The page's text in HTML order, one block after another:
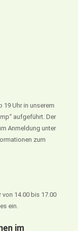
19 Uhr in unserem
aufgeführt. Der
Anmeldung unter
zum
14.00 bis 17.00
ein.
im